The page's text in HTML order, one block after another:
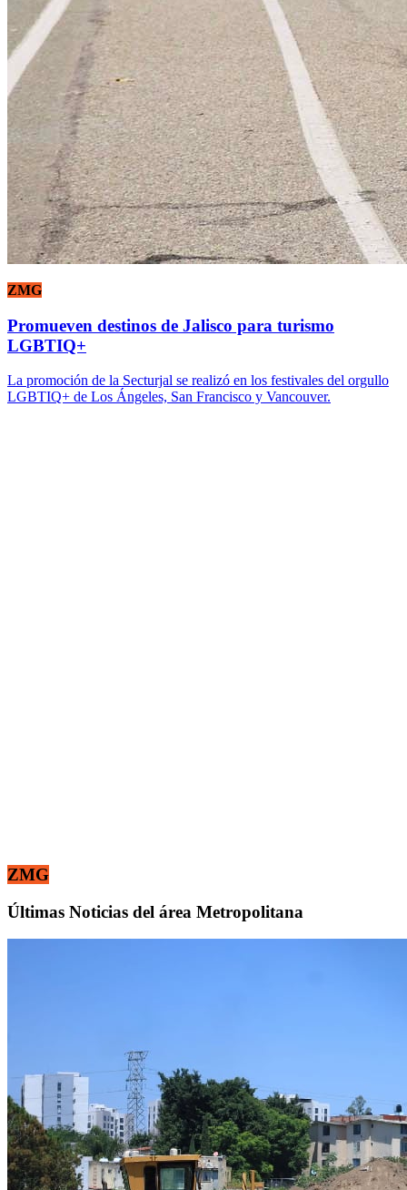
ZMG
Promueven destinos de Jalisco para turismo
LGBTIQ+
La promoción de la Secturjal se realizó en los festivales del orgullo
LGBTIQ+ de Los Ángeles, San Francisco y Vancouver.
ZMG
Últimas Noticias del área Metropolitana